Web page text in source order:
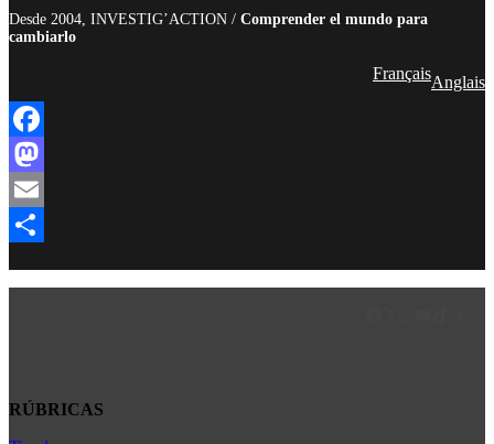
Desde 2004, INVESTIG’ACTION / Comprender el mundo para
cambiarlo
FrançaisAnglais
Facebook
Mastodon
Email
RÚBRICAS